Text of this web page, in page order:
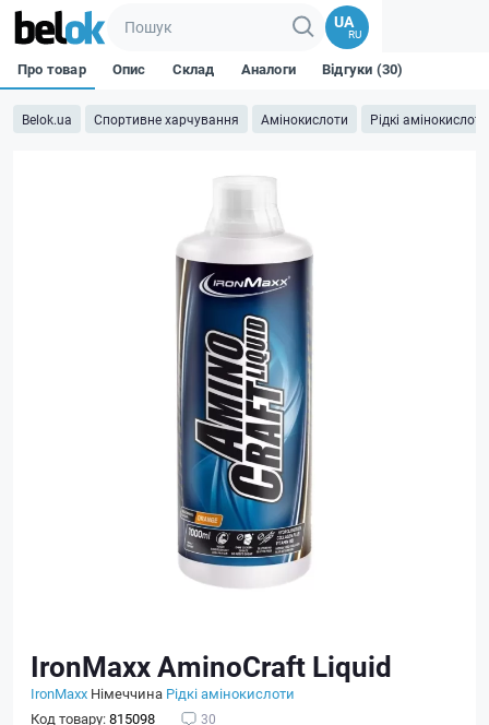
UA
RU
Belok.ua Спортивне харчування Амінокислоти Рідкі амінокислоти
Про товар Опис Склад Аналоги Відгуки (30)
IronMaxx AminoCraft Liquid
IronMaxx Німеччина Рідкі амінокислоти
Код товару:815098 30